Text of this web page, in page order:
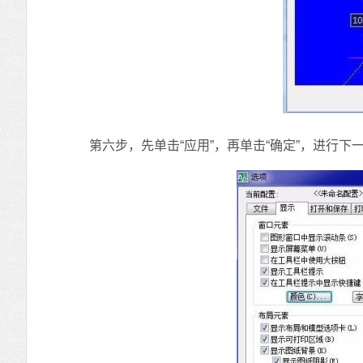
第六步，先单击“应用”，再单击“确定”，进行下